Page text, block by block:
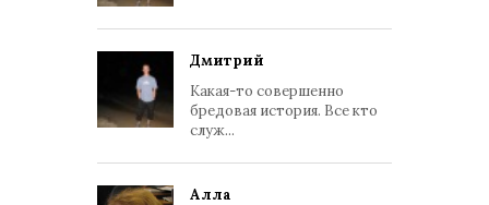
Дмитрий
Какая-то совершенно
бредовая история. Все кто
служ...
Алла